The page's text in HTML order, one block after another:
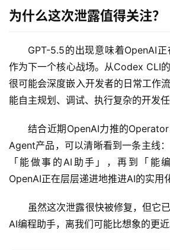
目
用
/
好
文
教
登录 注册
为什么这次泄露值得关注？
GPT-5.5的出现意味着OpenAI正
作为下一个核心战场。从Codex CLI
很可能会深度嵌入开发者的日常工作
能自主规划、调试、执行复杂的开发任
结合近期OpenAI力推的
Agent产品，可以清晰看到一条主线
「能做事的AI助手」，再到「
OpenAI正在层层递进地推进AI的实用
虽然这次泄露很快被修复，但它
AI编程助手，离我们可能比想象的更近